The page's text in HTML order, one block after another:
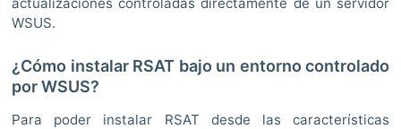
WSUS.
¿Cómo instalar RSAT bajo un entorno controlado
por WSUS?
Para poder instalar RSAT desde las características